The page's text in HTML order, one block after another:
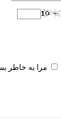
مرا به خاطر